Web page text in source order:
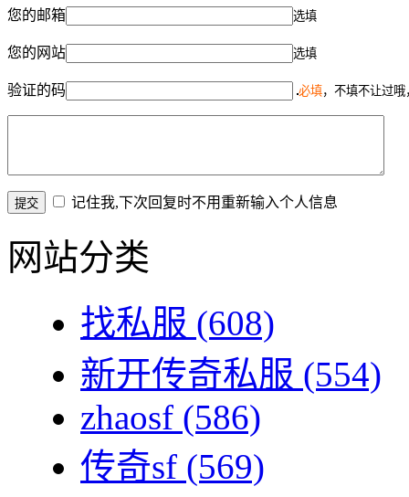
您的邮箱 选填
您的网站 选填
验证的码 必填，不填不让过
记住我,下次回复时不用重新输入个人信息
网站分类
找私服 (608)
新开传奇私服 (554)
zhaosf (586)
传奇sf (569)